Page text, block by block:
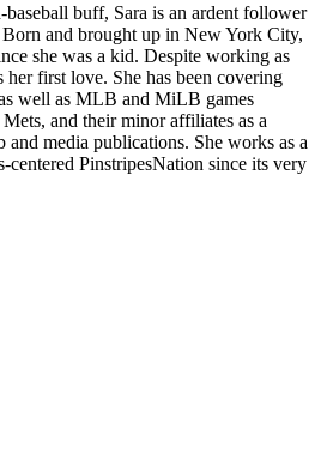
buff, Sara is an ardent follower
and brought up in New York City,
she was a kid. Despite working as
her first love. She has been covering
well as MLB and MiLB games
and their minor affiliates as a
media publications. She works as a
centered PinstripesNation since its very